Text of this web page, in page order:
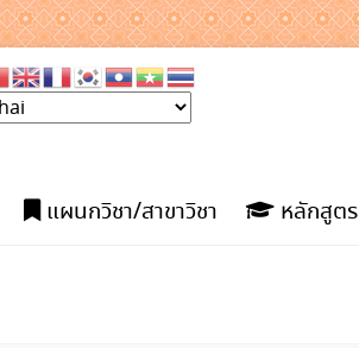
แผนกวิชา/สาขาวิชา หลักสูตร